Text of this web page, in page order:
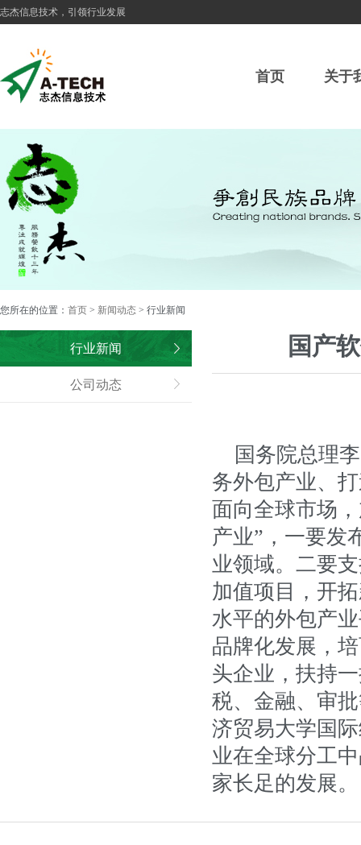
志杰信息技术，引领行业发展
首页 关于
您所在的位置： 首页 > 新闻动态 > 行业新闻
行业新闻
公司动态
国产
国务院总理李
务外包产业、
面向全球市场
产业”，一要发
业领域。二要
加值项目，开
水平的外包产
品牌化发展，
头企业，扶持
税、金融、审
济贸易大学国
业在全球分工
家长足的发展。